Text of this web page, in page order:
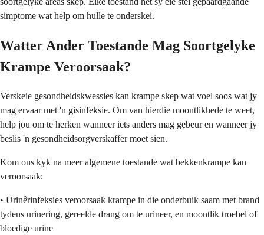
simptome wat help om hulle te onderskei.
Watter Ander Toestande Mag Soortgelyke
Krampe Veroorsaak?
Verskeie gesondheidskwessies kan krampe skep wat voel soos wat jy
mag ervaar met 'n gisinfeksie. Om van hierdie moontlikhede te weet,
help jou om te herken wanneer iets anders mag gebeur en wanneer jy
beslis 'n gesondheidsorgverskaffer moet sien.
Kom ons kyk na meer algemene toestande wat bekkenkrampe kan
veroorsaak:
• Urinêrinfeksies veroorsaak krampe in die onderbuik saam met brand
tydens urinering, gereelde drang om te urineer, en moontlik troebel of
bloedige urine